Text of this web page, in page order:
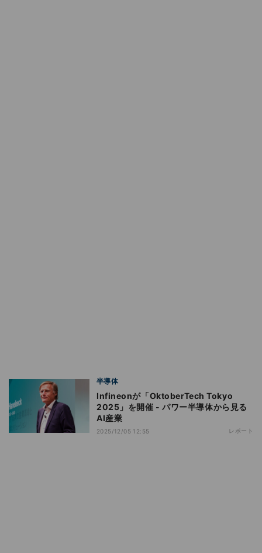
半導体
Infineonが「OktoberTech Tokyo
2025」を開催 - パワー半導体から見る
AI産業
2025/12/05 12:55 レポート